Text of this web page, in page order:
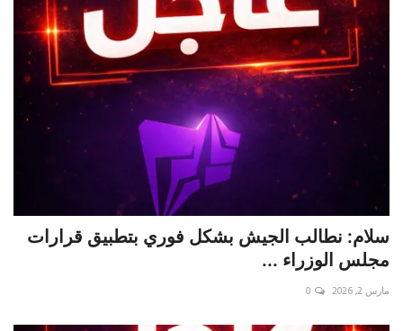
كتّابنا
السعودية
اقتصاد
رياضة
فيديو
حياة
سلام: نطالب الجيش بشكل فوري بتطبيق قرارات
مجلس الوزراء ...
مارس 2, 2026 0